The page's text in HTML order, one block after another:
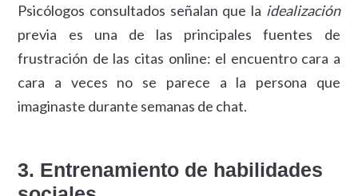
Psicólogos consultados señalan que la idealización
previa es una de las principales fuentes de
frustración de las citas online: el encuentro cara a
cara a veces no se parece a la persona que
imaginaste durante semanas de chat.
3. Entrenamiento de habilidades